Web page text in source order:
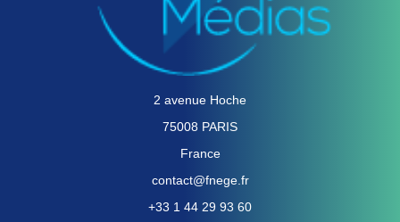
2 avenue Hoche
75008 PARIS
France
contact@fnege.fr
+33 1 44 29 93 60